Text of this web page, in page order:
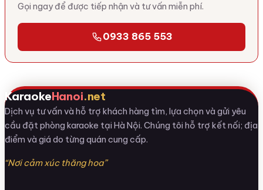
Gọi ngay để được tiếp nhận và tư vấn miễn phí.
0933 865 553
KaraokeHanoi.net
Dịch vụ tư vấn và hỗ trợ khách hàng tìm, lựa chọn và gửi yêu
cầu đặt phòng karaoke tại Hà Nội. Chúng tôi hỗ trợ kết nối; địa
điểm và giá do từng quán cung cấp.
“Nơi cảm xúc thăng hoa”